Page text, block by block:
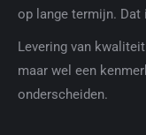
op lange termijn. Dat
Levering van
maar wel een
onderscheiden.